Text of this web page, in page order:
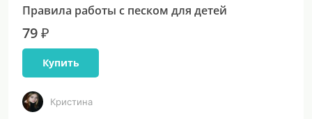
Правила работы с песком для детей
79 ₽
Купить
Кристина